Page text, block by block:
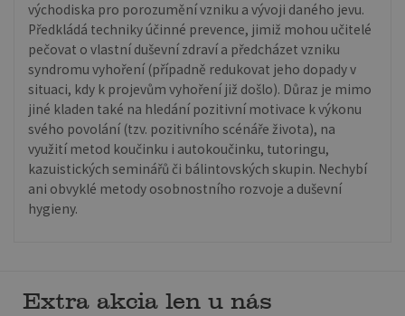
východiska pro porozumění vzniku a vývoji daného jevu.
Předkládá techniky účinné prevence, jimiž mohou učitelé
pečovat o vlastní duševní zdraví a předcházet vzniku
syndromu vyhoření (případně redukovat jeho dopady v
situaci, kdy k projevům vyhoření již došlo). Důraz je mimo
jiné kladen také na hledání pozitivní motivace k výkonu
svého povolání (tzv. pozitivního scénáře života), na
využití metod koučinku i autokoučinku, tutoringu,
kazuistických seminářů či bálintovských skupin. Nechybí
ani obvyklé metody osobnostního rozvoje a duševní
hygieny.
Extra akcia len u nás